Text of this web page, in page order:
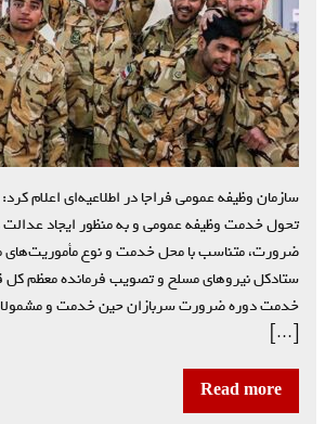
سازمان وظیفه عمومی فراجا در اطلاعیه‌ای اعلام
تحول خدمت وظیفه عمومی و به منظور ایجاد
ضرورت، متناسب با محل خدمت و نوع مأموریت‌های
ستادکل نیروهای مسلح و تصویب فرمانده معظم کل
خدمت دوره ضرورت سربازان حین خدمت و
[…]
Read more